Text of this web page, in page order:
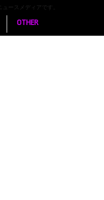
ースメディアです。
OTHER